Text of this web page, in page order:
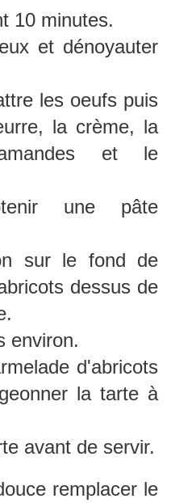
10 minutes.
et dénoyauter
les oeufs puis
la crème, la
et le
une pâte
sur le fond de
dessus de
environ.
d'abricots
la tarte à
avant de servir.
remplacer le